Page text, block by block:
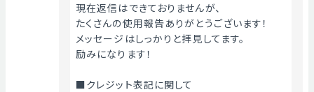
現在返信はできておりませんが、
たくさんの使用報告ありがとうございます！
メッセージはしっかりと拝見してます。
励みになります！
■クレジット表記に関して